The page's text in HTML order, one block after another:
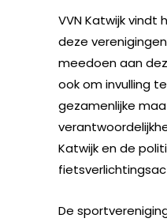
VVN Katwijk vindt
deze
meedoen aan
ook om invulling
gezamenlijke
Katwijk en de
De